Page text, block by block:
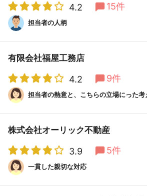
4.2 15件
担当者の人柄
有限会社福屋工務店
4.2 9件
担当者の熱意と、こちらの立場にった考
株式会社オーリック不動産
3.9 5件
一貫した親切な対応